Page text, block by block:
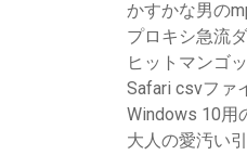
かすかな男の
プロキシ急流
ヒットマンゴ
Safari csvファ
Windows 10用
大人の愛汚い